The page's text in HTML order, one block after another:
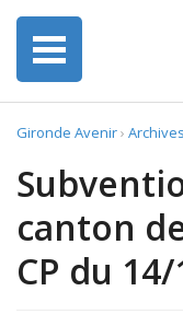
Gironde Avenir›
canton
CP du